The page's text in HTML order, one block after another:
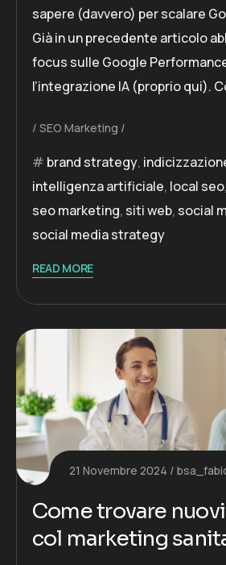
sapere (davvero) per scalare
Già in un precedente articolo
focus sulle Google
l’integrazione IA (proprio qui).
SEO Marketing
brand strategy,
intelligenza artificiale, local seo,
seo marketing, siti web, social
social media strategy
READ MORE
21 Novembre 2024
Come trovare
col marketing